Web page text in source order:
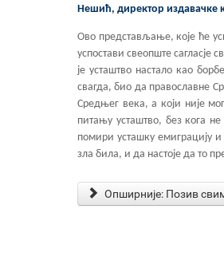
Нешић, директор издавачке
Ово представљање, које ће
успостави свеопште сагласје
је усташтво настало као
свагда, био да православне
Средњег века, а који није
питању усташтво, без кога
помири усташку емиграцију и
зла била, и да настоје да то
Опширније: Позив